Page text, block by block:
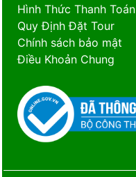
Hình Thức Thanh Toán
Quy Định Đặt Tour
Chính sách bảo mật
Điều Khoản Chung